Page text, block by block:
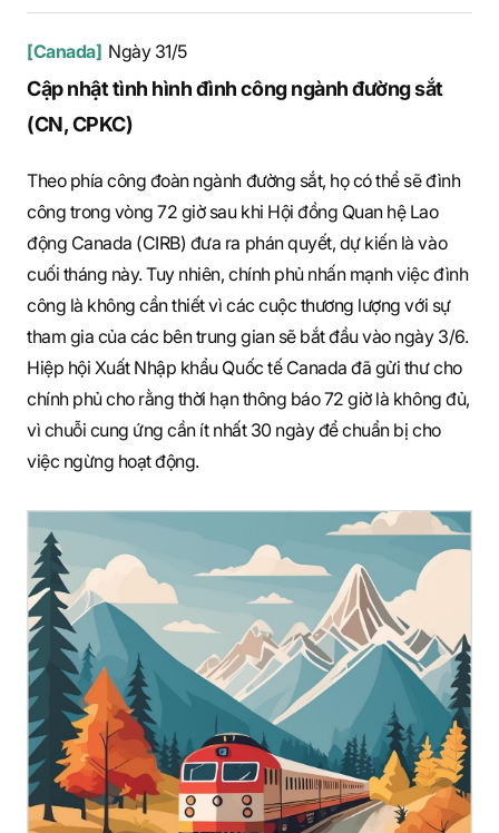
[Canada] Ngày 31/5
Cập nhật tình hình đình công ngành đường sắt
(CN, CPKC)
Theo phía công đoàn ngành đường sắt, họ có thể sẽ đình
công trong vòng 72 giờ sau khi Hội đồng Quan hệ Lao
động Canada (CIRB) đưa ra phán quyết, dự kiến là vào
cuối tháng này. Tuy nhiên, chính phủ nhấn mạnh việc đình
công là không cần thiết vì các cuộc thương lượng với sự
tham gia của các bên trung gian sẽ bắt đầu vào ngày 3/6.
Hiệp hội Xuất Nhập khẩu Quốc tế Canada đã gửi thư cho
chính phủ cho rằng thời hạn thông báo 72 giờ là không đủ,
vì chuỗi cung ứng cần ít nhất 30 ngày để chuẩn bị cho
việc ngừng hoạt động.